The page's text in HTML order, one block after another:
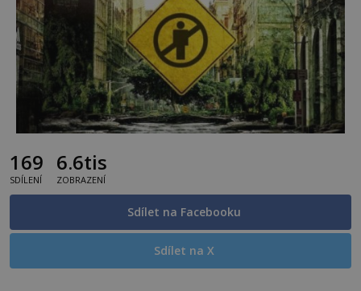
169
SDÍLENÍ
6.6tis
ZOBRAZENÍ
Sdílet na Facebooku
Sdílet na X